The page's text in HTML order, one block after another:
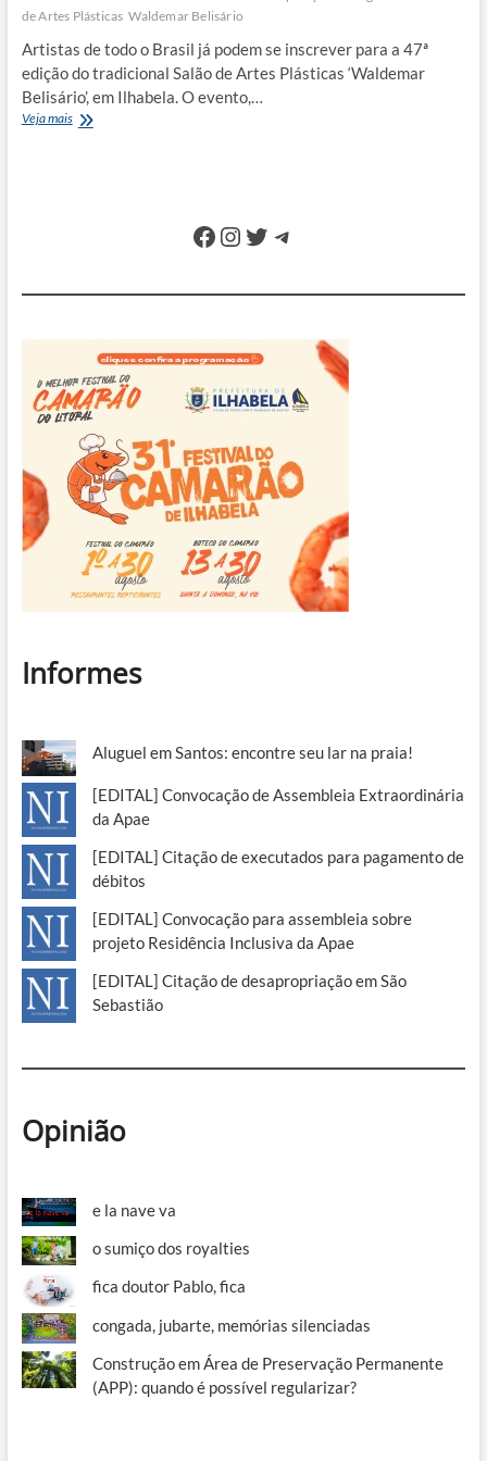
de Artes Plásticas Waldemar Belisário
Artistas de todo o Brasil já podem se inscrever para a 47ª
edição do tradicional Salão de Artes Plásticas ‘Waldemar
Belisário’, em Ilhabela. O evento,…
Veja maisIlhabela
Belisário
Facebook
Instagram
Twitter
Telegram
Informes
Aluguel em Santos: encontre seu lar na praia!
[EDITAL] Convocação de Assembleia Extraordinária
da Apae
[EDITAL] Citação de executados para pagamento de
débitos
[EDITAL] Convocação para assembleia sobre
projeto Residência Inclusiva da Apae
[EDITAL] Citação de desapropriação em São
Sebastião
Opinião
e la nave va
o sumiço dos royalties
fica doutor Pablo, fica
congada, jubarte, memórias silenciadas
Construção em Área de Preservação Permanente
(APP): quando é possível regularizar?